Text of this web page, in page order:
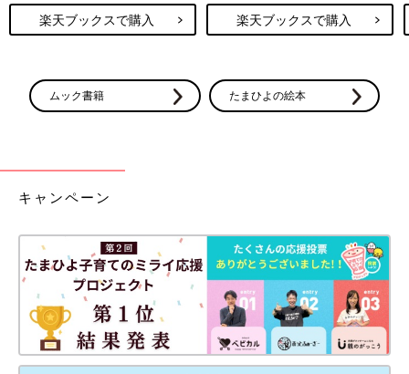
楽天ブックスで購入 楽天ブックスで購入
ムック書籍 たまひよの絵本
キャンペーン